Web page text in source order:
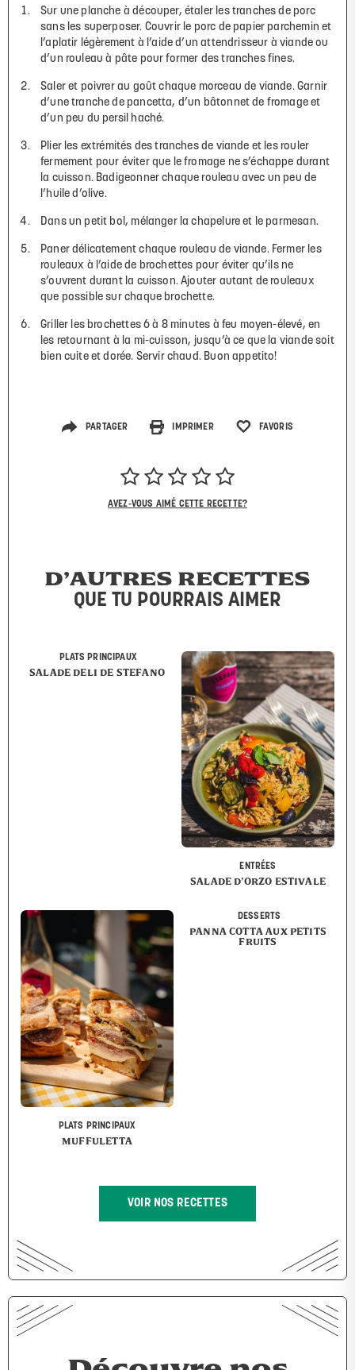
Sur une planche à découper, étaler les tranches de porc
sans les superposer. Couvrir le porc de papier parchemin et
l’aplatir légèrement à l’aide d’un attendrisseur à viande ou
d’un rouleau à pâte pour former des tranches fines.
Saler et poivrer au goût chaque morceau de viande. Garnir
d’une tranche de pancetta, d’un bâtonnet de fromage et
d’un peu du persil haché.
Plier les extrémités des tranches de viande et les rouler
fermement pour éviter que le fromage ne s’échappe durant
la cuisson. Badigeonner chaque rouleau avec un peu de
l’huile d’olive.
Dans un petit bol, mélanger la chapelure et le parmesan.
Paner délicatement chaque rouleau de viande. Fermer les
rouleaux à l’aide de brochettes pour éviter qu’ils ne
s’ouvrent durant la cuisson. Ajouter autant de rouleaux
que possible sur chaque brochette.
Griller les brochettes 6 à 8 minutes à feu moyen-élevé, en
les retournant à la mi-cuisson, jusqu’à ce que la viande soit
bien cuite et dorée. Servir chaud. Buon appetito!
PARTAGER IMPRIMER FAVORIS
AVEZ-VOUS AIMÉ CETTE RECETTE?
D’AUTRES RECETTES
QUE TU POURRAIS AIMER
PLATS PRINCIPAUX
SALADE DELI DE STEFANO
ENTRÉES
SALADE D’ORZO ESTIVALE
PLATS PRINCIPAUX
MUFFULETTA
DESSERTS
PANNA COTTA AUX PETITS
FRUITS
VOIR NOS RECETTES